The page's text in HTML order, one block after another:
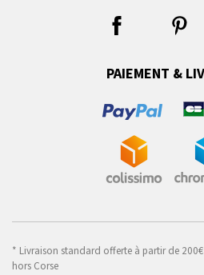
PAIEMENT &
* Livraison standard offerte à partir de
hors Corse